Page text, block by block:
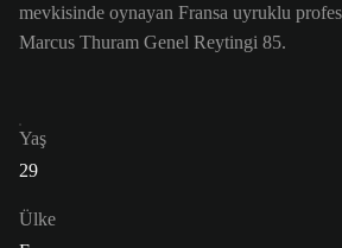
mevkisinde oynayan Fransa uyruklu
Marcus Thuram Genel Reytingi 85.
Yaş
29
Ülke